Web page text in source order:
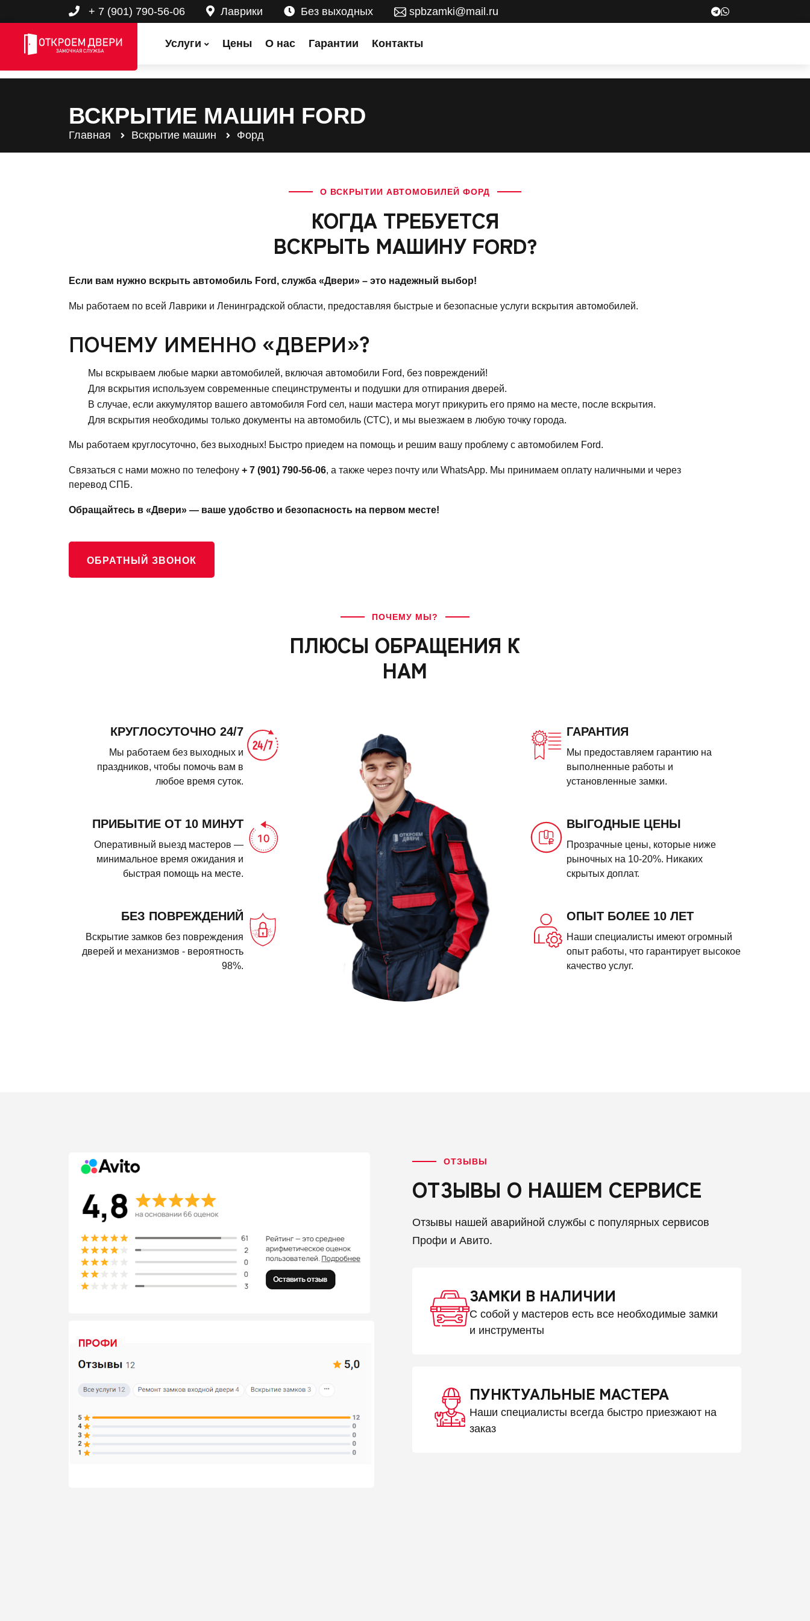
+ 7 (901) 790-56-06 Лаврики Без выходных spbzamki@mail.ru
Услуги Цены О нас Гарантии Контакты
ВСКРЫТИЕ МАШИН FORD
Главная Вскрытие машин Форд
О ВСКРЫТИИ АВТОМОБИЛЕЙ ФОРД
КОГДА ТРЕБУЕТСЯ
ВСКРЫТЬ МАШИНУ FORD?
Если вам нужно вскрыть автомобиль Ford, служба «Двери» – это надежный выбор!
Мы работаем по всей Лаврики и Ленинградской области, предоставляя быстрые и безопасные услуги вскрытия автомобилей.
ПОЧЕМУ ИМЕННО «ДВЕРИ»?
Мы вскрываем любые марки автомобилей, включая автомобили Ford, без повреждений!
Для вскрытия используем современные специнструменты и подушки для отпирания дверей.
В случае, если аккумулятор вашего автомобиля Ford сел, наши мастера могут прикурить его прямо на месте, после вскрытия.
Для вскрытия необходимы только документы на автомобиль (СТС), и мы выезжаем в любую точку города.
Мы работаем круглосуточно, без выходных! Быстро приедем на помощь и решим вашу проблему с автомобилем Ford.
Связаться с нами можно по телефону + 7 (901) 790-56-06, а также через почту или WhatsApp. Мы принимаем оплату наличными и через
перевод СПБ.
Обращайтесь в «Двери» — ваше удобство и безопасность на первом месте!
ОБРАТНЫЙ ЗВОНОК
ПОЧЕМУ МЫ?
ПЛЮСЫ ОБРАЩЕНИЯ К
НАМ
КРУГЛОСУТОЧНО 24/7
Мы работаем без выходных и
праздников, чтобы помочь вам в
любое время суток.
ПРИБЫТИЕ ОТ 10 МИНУТ
Оперативный выезд мастеров —
минимальное время ожидания и
быстрая помощь на месте.
БЕЗ ПОВРЕЖДЕНИЙ
Вскрытие замков без повреждения
дверей и механизмов - вероятность
98%.
ГАРАНТИЯ
Мы предоставляем гарантию на
выполненные работы и
установленные замки.
ВЫГОДНЫЕ ЦЕНЫ
Прозрачные цены, которые ниже
рыночных на 10-20%. Никаких
скрытых доплат.
ОПЫТ БОЛЕЕ 10 ЛЕТ
Наши специалисты имеют огромный
опыт работы, что гарантирует высокое
качество услуг.
ОТЗЫВЫ
ОТЗЫВЫ О НАШЕМ СЕРВИСЕ
Отзывы нашей аварийной службы с популярных сервисов
Профи и Авито.
ЗАМКИ В НАЛИЧИИ
С собой у мастеров есть все необходимые замки
и инструменты
ПУНКТУАЛЬНЫЕ МАСТЕРА
Наши специалисты всегда быстро приезжают на
заказ